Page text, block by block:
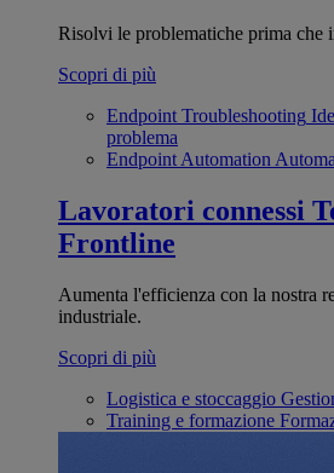
Risolvi le problematiche prima che
Scopri di più
Endpoint Troubleshooting
problema
Endpoint Automation
Lavoratori connessi
Frontline
Aumenta l'efficienza con la nostra
industriale.
Scopri di più
Logistica e stoccaggio
Training e formazione